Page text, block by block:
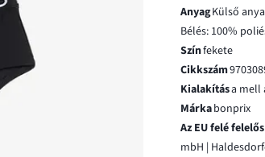
AnyagKülső
Bélés: 100%
Színfekete
Cikkszám
Kialakítása mell
Márkabonprix
Az EU felé
mbH |